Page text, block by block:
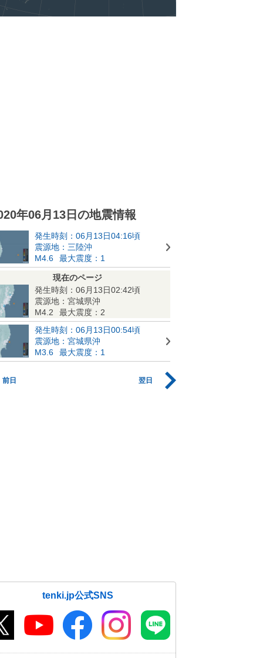
年06月13日の地震情報
発生時刻：06月13日04:16頃
震源地：三陸沖
M4.6
最大震度：1
現在のページ
発生時刻：06月13日02:42頃
震源地：宮城県沖
M4.2
最大震度：2
発生時刻：06月13日00:54頃
震源地：宮城県沖
M3.6
最大震度：1
前日 翌日
tenki.jp公式SNS